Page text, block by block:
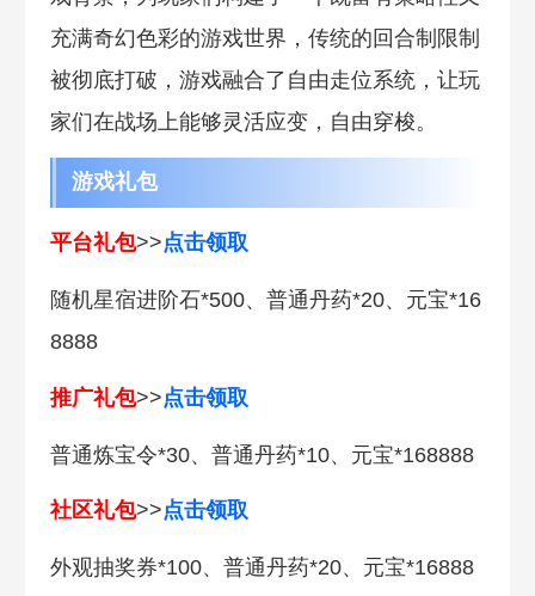
充满奇幻色彩的游戏世界，传统的回合制限制
被彻底打破，游戏融合了自由走位系统，让玩
家们在战场上能够灵活应变，自由穿梭。
游戏礼包
平台礼包>>点击领取
随机星宿进阶石*500、普通丹药*20、元宝*16
8888
推广礼包>>点击领取
普通炼宝令*30、普通丹药*10、元宝*168888
社区礼包>>点击领取
外观抽奖券*100、普通丹药*20、元宝*16888